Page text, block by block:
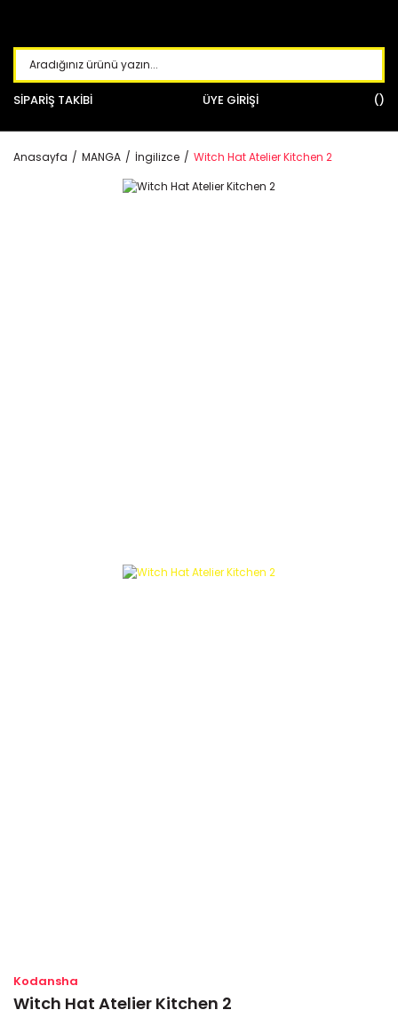
SİPARİŞ TAKİBİ ÜYE GİRİŞİ
Anasayfa MANGA İngilizce Witch Hat Atelier Kitchen 2
Kodansha
Witch Hat Atelier Kitchen 2